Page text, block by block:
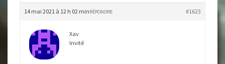
14 mai 2021 à 12 h 02 min #1623
RÉPONDRE
Xav
Invité